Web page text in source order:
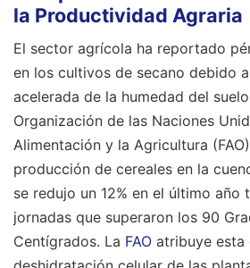
la Productividad Agraria
El sector agrícola ha reportado
en los cultivos de secano debido
acelerada de la humedad del
Organización de las Naciones
Alimentación y la Agricultura
producción de cereales en la
se redujo un 12% en el último año
jornadas que superaron los 90
Centígrados. La FAO atribuye esta